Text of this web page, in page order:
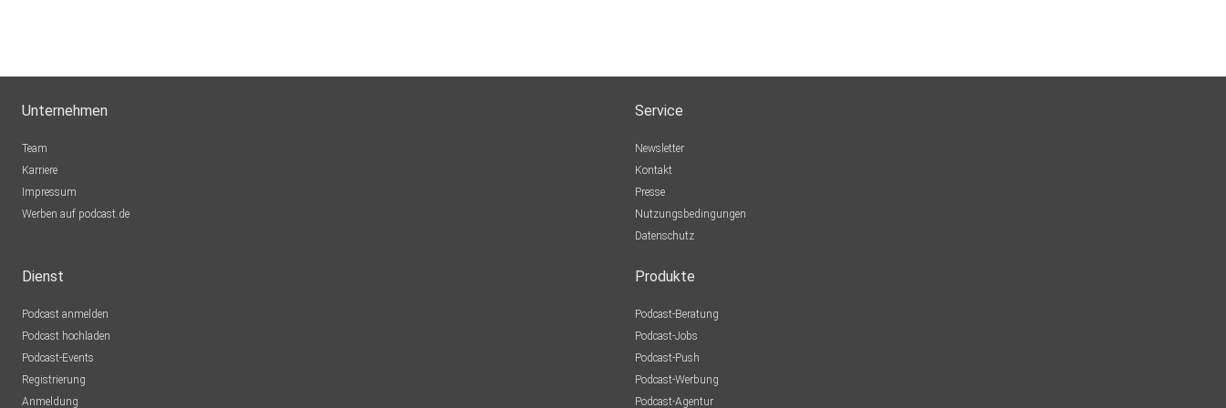
Unternehmen
Team
Karriere
Impressum
Werben auf podcast.de
Service
Newsletter
Kontakt
Presse
Nutzungsbedingungen
Datenschutz
Dienst
Podcast anmelden
Podcast hochladen
Podcast-Events
Registrierung
Anmeldung
Produkte
Podcast-Beratung
Podcast-Jobs
Podcast-Push
Podcast-Werbung
Podcast-Agentur